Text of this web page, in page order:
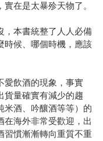
在是太暴殄天物了。
，本書統整了人人必備
時候、哪個時機，應該
愛飲酒的現象，事實
貨量確實有減少的趨
米酒、吟釀酒等等）的
在海外非常受歡迎，出
習慣漸漸轉向重質不重